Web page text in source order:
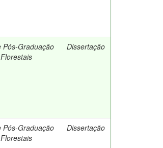
Pós-Graduação
Dissertação
Pós-Graduação
Dissertação